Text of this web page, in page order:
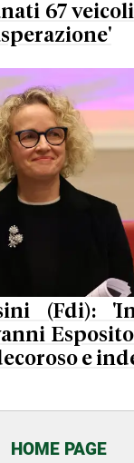
67
(Fdi):
e
HOME PAGE